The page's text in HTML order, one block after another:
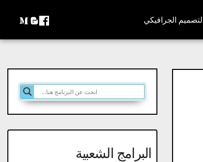
الجرافيكي
البرامج الشعبية